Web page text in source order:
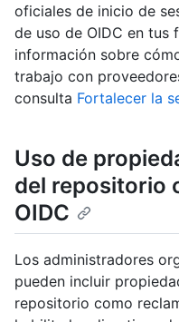
oficiales de inicio de
de uso de OIDC en tus
información sobre
trabajo con
consulta Fortalecer la
Uso de
del repositorio
OIDC
Los administradores
pueden incluir
repositorio como